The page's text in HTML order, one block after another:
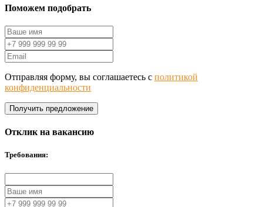
Поможем подобрать
Отправляя форму, вы соглашаетесь с политикой
конфиденциальности
Получить предложение
Отклик на вакансию
Требования: